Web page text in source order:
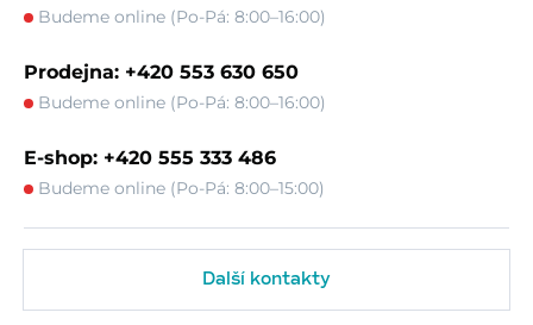
Budeme online (Po-Pá: 8:00–16:00)
Prodejna: +420 553 630 650
Budeme online (Po-Pá: 8:00–16:00)
E-shop: +420 555 333 486
Budeme online (Po-Pá: 8:00–15:00)
Další kontakty